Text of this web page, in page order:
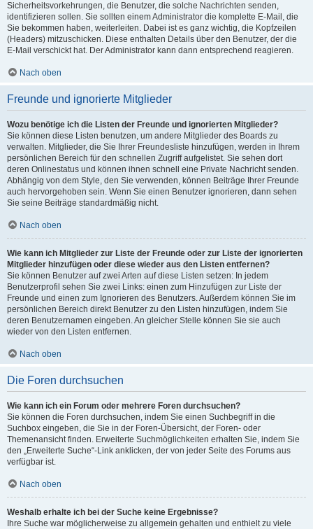
Sicherheitsvorkehrungen, die Benutzer, die solche Nachrichten senden,
identifizieren sollen. Sie sollten einem Administrator die komplette E-Mail, die
Sie bekommen haben, weiterleiten. Dabei ist es ganz wichtig, die Kopfzeilen
(Headers) mitzuschicken. Diese enthalten Details über den Benutzer, der die
E-Mail verschickt hat. Der Administrator kann dann entsprechend reagieren.
Nach oben
Freunde und ignorierte Mitglieder
Wozu benötige ich die Listen der Freunde und ignorierten Mitglieder?
Sie können diese Listen benutzen, um andere Mitglieder des Boards zu
verwalten. Mitglieder, die Sie Ihrer Freundesliste hinzufügen, werden in Ihrem
persönlichen Bereich für den schnellen Zugriff aufgelistet. Sie sehen dort
deren Onlinestatus und können ihnen schnell eine Private Nachricht senden.
Abhängig von dem Style, den Sie verwenden, können Beiträge Ihrer Freunde
auch hervorgehoben sein. Wenn Sie einen Benutzer ignorieren, dann sehen
Sie seine Beiträge standardmäßig nicht.
Nach oben
Wie kann ich Mitglieder zur Liste der Freunde oder zur Liste der ignorierten
Mitglieder hinzufügen oder diese wieder aus den Listen entfernen?
Sie können Benutzer auf zwei Arten auf diese Listen setzen: In jedem
Benutzerprofil sehen Sie zwei Links: einen zum Hinzufügen zur Liste der
Freunde und einen zum Ignorieren des Benutzers. Außerdem können Sie im
persönlichen Bereich direkt Benutzer zu den Listen hinzufügen, indem Sie
deren Benutzernamen eingeben. An gleicher Stelle können Sie sie auch
wieder von den Listen entfernen.
Nach oben
Die Foren durchsuchen
Wie kann ich ein Forum oder mehrere Foren durchsuchen?
Sie können die Foren durchsuchen, indem Sie einen Suchbegriff in die
Suchbox eingeben, die Sie in der Foren-Übersicht, der Foren- oder
Themenansicht finden. Erweiterte Suchmöglichkeiten erhalten Sie, indem Sie
den „Erweiterte Suche“-Link anklicken, der von jeder Seite des Forums aus
verfügbar ist.
Nach oben
Weshalb erhalte ich bei der Suche keine Ergebnisse?
Ihre Suche war möglicherweise zu allgemein gehalten und enthielt zu viele